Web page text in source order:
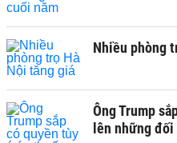
Nhiều phòng
Ông Trump
lên những